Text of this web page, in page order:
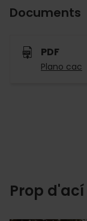
Documents
PDF
Plano cac
Prop d'ací